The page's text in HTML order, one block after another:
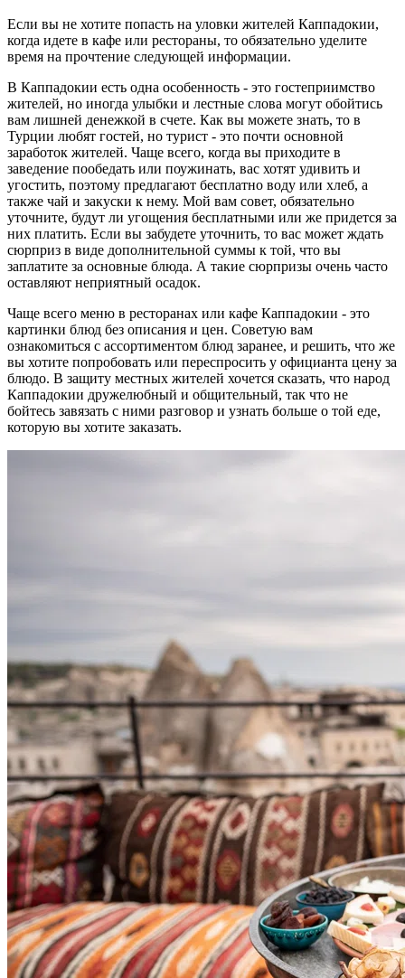
Если вы не хотите попасть на уловки жителей Каппадокии,
когда идете в кафе или рестораны, то обязательно уделите
время на прочтение следующей информации.
В Каппадокии есть одна особенность - это гостеприимство
жителей, но иногда улыбки и лестные слова могут обойтись
вам лишней денежкой в счете. Как вы можете знать, то в
Турции любят гостей, но турист - это почти основной
заработок жителей. Чаще всего, когда вы приходите в
заведение пообедать или поужинать, вас хотят удивить и
угостить, поэтому предлагают бесплатно воду или хлеб, а
также чай и закуски к нему. Мой вам совет, обязательно
уточните, будут ли угощения бесплатными или же придется за
них платить. Если вы забудете уточнить, то вас может ждать
сюрприз в виде дополнительной суммы к той, что вы
заплатите за основные блюда. А такие сюрпризы очень часто
оставляют неприятный осадок.
Чаще всего меню в ресторанах или кафе Каппадокии - это
картинки блюд без описания и цен. Советую вам
ознакомиться с ассортиментом блюд заранее, и решить, что же
вы хотите попробовать или переспросить у официанта цену за
блюдо. В защиту местных жителей хочется сказать, что народ
Каппадокии дружелюбный и общительный, так что не
бойтесь завязать с ними разговор и узнать больше о той еде,
которую вы хотите заказать.